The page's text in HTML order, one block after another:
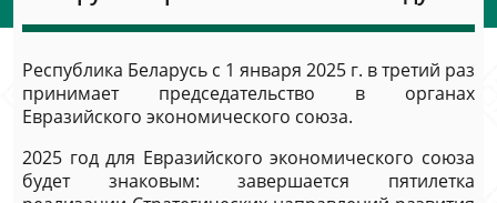
Республика Беларусь с 1 января 2025 г. в третий раз
принимает председательство в органах
Евразийского экономического союза.
2025 год для Евразийского экономического союза
будет знаковым: завершается пятилетка